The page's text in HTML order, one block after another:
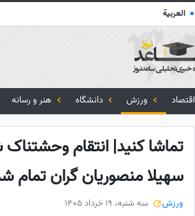
● العربية
اقتصاد ورزش دانشگاه هنر و رسانه
تماشا کنید| انتقام
سهیلا منصوریان گران تمام
ورزش سه شنبه، 19 خرداد 1405